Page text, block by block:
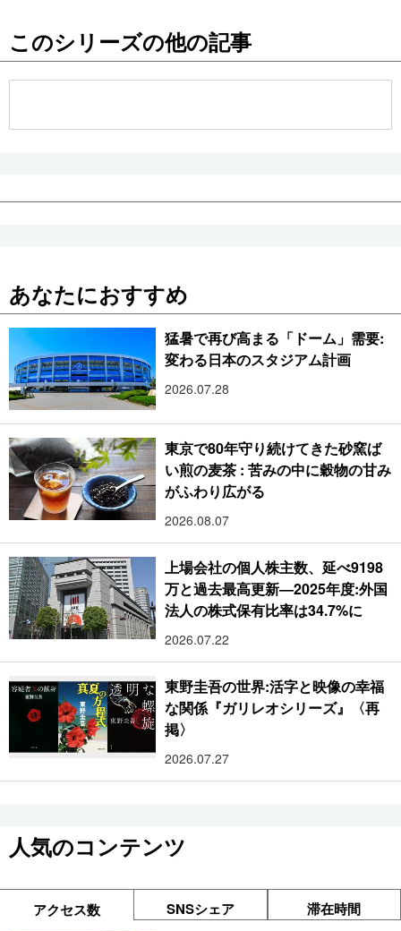
公式SNS
このシリーズの他の記事
あなたにおすすめ
猛暑で再び高まる「ドーム」需要:
変わる日本のスタジアム計画
2026.07.28
東京で80年守り続けてきた砂窯ば
い煎の麦茶 : 苦みの中に穀物の甘み
がふわり広がる
2026.08.07
上場会社の個人株主数、延べ9198
万と過去最高更新―2025年度:外国
法人の株式保有比率は34.7%に
2026.07.22
東野圭吾の世界:活字と映像の幸福
な関係『ガリレオシリーズ』〈再
掲〉
2026.07.27
人気のコンテンツ
アクセス数 SNSシェア 滞在時間